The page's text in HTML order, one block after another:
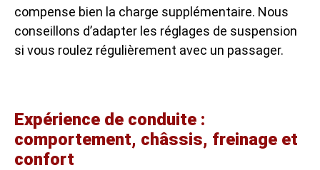
compense bien la charge supplémentaire. Nous
conseillons d’adapter les réglages de suspension
si vous roulez régulièrement avec un passager.
Expérience de conduite :
comportement, châssis, freinage et
confort